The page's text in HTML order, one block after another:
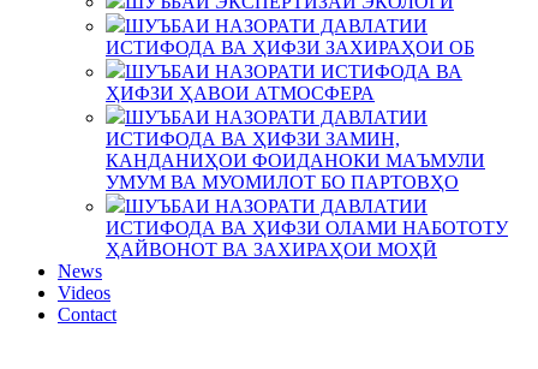
ШУЪБАИ НАЗОРАТИ ДАВЛАТИИ
ИСТИФОДА ВА ҲИФЗИ ЗАХИРАҲОИ ОБ
ШУЪБАИ НАЗОРАТИ ИСТИФОДА ВА
ҲИФЗИ ҲАВОИ АТМОСФЕРА
ШУЪБАИ НАЗОРАТИ ДАВЛАТИИ
ИСТИФОДА ВА ҲИФЗИ ЗАМИН,
КАНДАНИҲОИ ФОИДАНОКИ МАЪМУЛИ
УМУМ ВА МУОМИЛОТ БО ПАРТОВҲО
ШУЪБАИ НАЗОРАТИ ДАВЛАТИИ
ИСТИФОДА ВА ҲИФЗИ ОЛАМИ НАБОТОТУ
ҲАЙВОНОТ ВА ЗАХИРАҲОИ МОҲӢ
News
Videos
Contact